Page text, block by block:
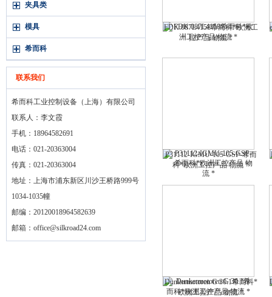
夹具类
模具
希而科
联系我们
希而科工业控制设备（上海）有限公司
联系人：李文霞
手机：18964582691
电话：021-20363004
传真：021-20363004
地址：上海市浦东新区川沙王桥路999号
1034-1035幢
邮编：20120018964582639
邮箱： office@silkroad24.com
FDK:087L4158希而科*欧洲工
控产品 物流 *
P31112-IGMU-105-GSP-希而
科*欧洲工控产品 物流 *
Dunkermotoren G 30.1希而科*
欧洲工控产品 物流 *